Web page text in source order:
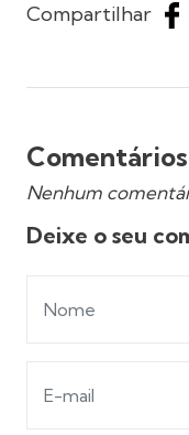
Compartilhar
Comentários
Nenhum
Deixe o seu